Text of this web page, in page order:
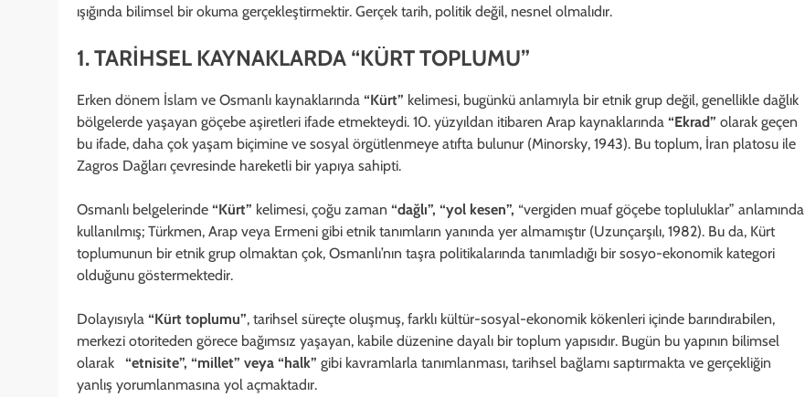
ışığında bilimsel bir okuma gerçekleştirmektir. Gerçek tarih, politik değil, nesnel olmalıdır.
1. TARİHSEL KAYNAKLARDA “KÜRT TOPLUMU”
Erken dönem İslam ve Osmanlı kaynaklarında “Kürt” kelimesi, bugünkü anlamıyla bir etnik grup değil, genellikle dağlık
bölgelerde yaşayan göçebe aşiretleri ifade etmekteydi. 10. yüzyıldan itibaren Arap kaynaklarında “Ekrad” olarak geçen
bu ifade, daha çok yaşam biçimine ve sosyal örgütlenmeye atıfta bulunur (Minorsky, 1943). Bu toplum, İran platosu ile
Zagros Dağları çevresinde hareketli bir yapıya sahipti.
Osmanlı belgelerinde “Kürt” kelimesi, çoğu zaman “dağlı”, “yol kesen”, “vergiden muaf göçebe topluluklar” anlamında
kullanılmış; Türkmen, Arap veya Ermeni gibi etnik tanımların yanında yer almamıştır (Uzunçarşılı, 1982). Bu da, Kürt
toplumunun bir etnik grup olmaktan çok, Osmanlı’nın taşra politikalarında tanımladığı bir sosyo-ekonomik kategori
olduğunu göstermektedir.
Dolayısıyla “Kürt toplumu”, tarihsel süreçte oluşmuş, farklı kültür-sosyal-ekonomik kökenleri içinde barındırabilen,
merkezi otoriteden görece bağımsız yaşayan, kabile düzenine dayalı bir toplum yapısıdır. Bugün bu yapının bilimsel
olarak
“etnisite”, “millet” veya “halk” gibi kavramlarla tanımlanması, tarihsel bağlamı saptırmakta ve gerçekliğin
yanlış yorumlanmasına yol açmaktadır.